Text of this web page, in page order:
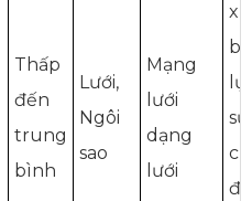
Thấp
đến
trung
bình
Lưới,
Ngôi
sao
Mạng
lưới
dạng
lưới
bị